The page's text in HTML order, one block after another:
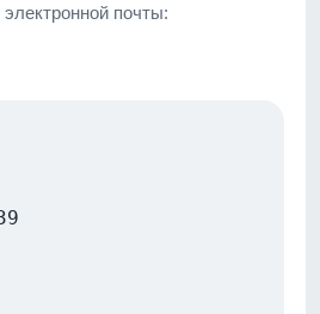
почты: